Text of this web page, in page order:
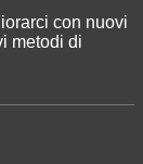
con nuovi
metodi di